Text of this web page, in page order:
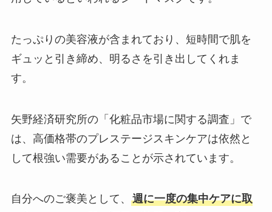
たっぷりの美容液が含まれており、短時間で肌を
ギュッと引き締め、明るさを引き出してくれま
す。
矢野経済研究所の「化粧品市場に関する調査」で
は、高価格帯のプレステージスキンケアは依然と
して根強い需要があることが示されています。
自分へのご褒美として、 週に一度の集中ケアに取